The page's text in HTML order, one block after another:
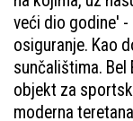
veći dio godine' -
osiguranje. Kao
sunčalištima.
objekt za
moderna